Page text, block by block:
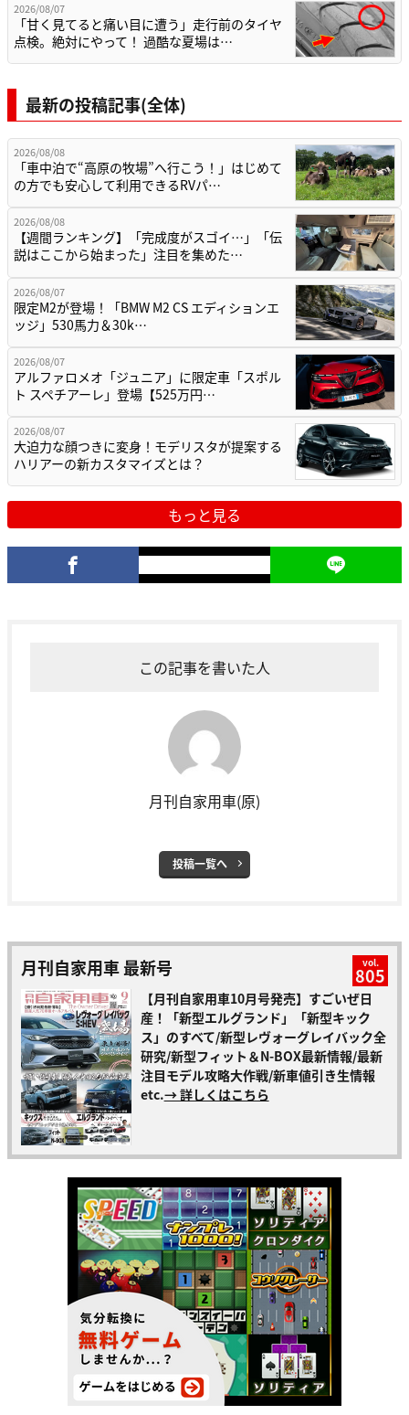
2026/08/07
「甘く見てると痛い目に遭う」走行前のタイヤ
点検。絶対にやって！ 過酷な夏場は…
最新の投稿記事(全体)
2026/08/08
「車中泊で“高原の牧場”へ行こう！」はじめて
の方でも安心して利用できるRVパ…
2026/08/08
【週間ランキング】「完成度がスゴイ…」「伝
説はここから始まった」注目を集めた…
2026/08/07
限定M2が登場！「BMW M2 CS エディションエ
ッジ」530馬力＆30k…
2026/08/07
アルファロメオ「ジュニア」に限定車「スポル
ト スペチアーレ」登場【525万円…
2026/08/07
大迫力な顔つきに変身！モデリスタが提案する
ハリアーの新カスタマイズとは？
もっと見る
この記事を書いた人
月刊自家用車(原)
投稿一覧へ
月刊自家用車 最新号 vol.
805
【月刊自家用車10月号発売】すごいぜ日
産！「新型エルグランド」「新型キック
ス」のすべて/新型レヴォーグレイバック全
研究/新型フィット＆N-BOX最新情報/最新
注目モデル攻略大作戦/新車値引き生情報
etc.→ 詳しくはこちら